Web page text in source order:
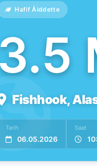
Hafif Åiddette
3.5
Fishhook,
Tarih
06.05.2026
Saat